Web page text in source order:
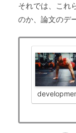
それでは、これ
のか、論文のデ